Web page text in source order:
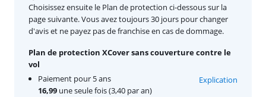
Choisissez ensuite le Plan de protection ci-dessous sur la
page suivante. Vous avez toujours 30 jours pour changer
d'avis et ne payez pas de franchise en cas de dommage.
Plan de protection XCover sans couverture contre le
vol
Paiement pour 5 ans
16,99 une seule fois (3,40 par an)
Explication